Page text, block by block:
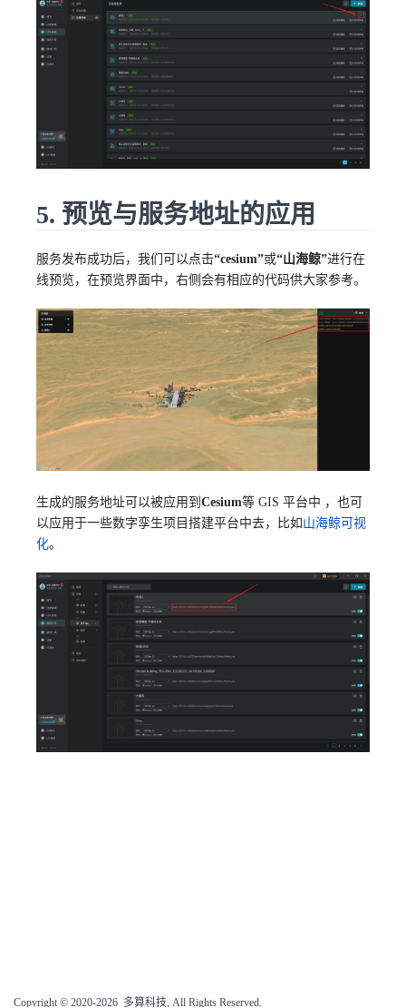
5. 预览与服务地址的应用
服务发布成功后，我们可以点击“cesium”或“山海鲸”进行在
线预览，在预览界面中，右侧会有相应的代码供大家参考。
生成的服务地址可以被应用到 Cesium等 GIS 平台中 ，也可
以应用于一些数字孪生项目搭建平台中去，比如 山海鲸可视
化。
Copyright © 2020-2026 多算科技, All Rights Reserved.